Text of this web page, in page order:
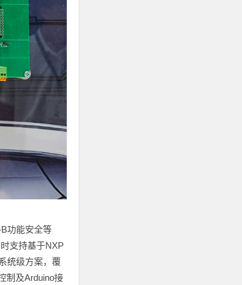
功能安全等
支持基于NXP
统级方案，覆
制及Arduino接